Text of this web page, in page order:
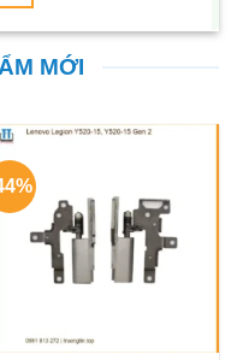
MỚI